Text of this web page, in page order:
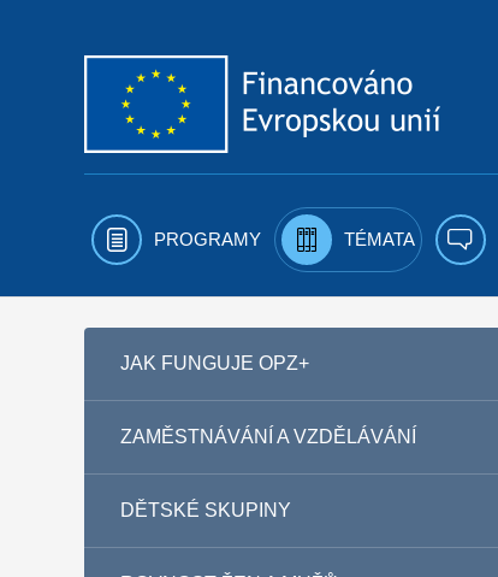
PROGRAMY TÉMATA
JAK FUNGUJE OPZ+
ZAMĚSTNÁVÁNÍ A VZDĚLÁVÁNÍ
DĚTSKÉ SKUPINY